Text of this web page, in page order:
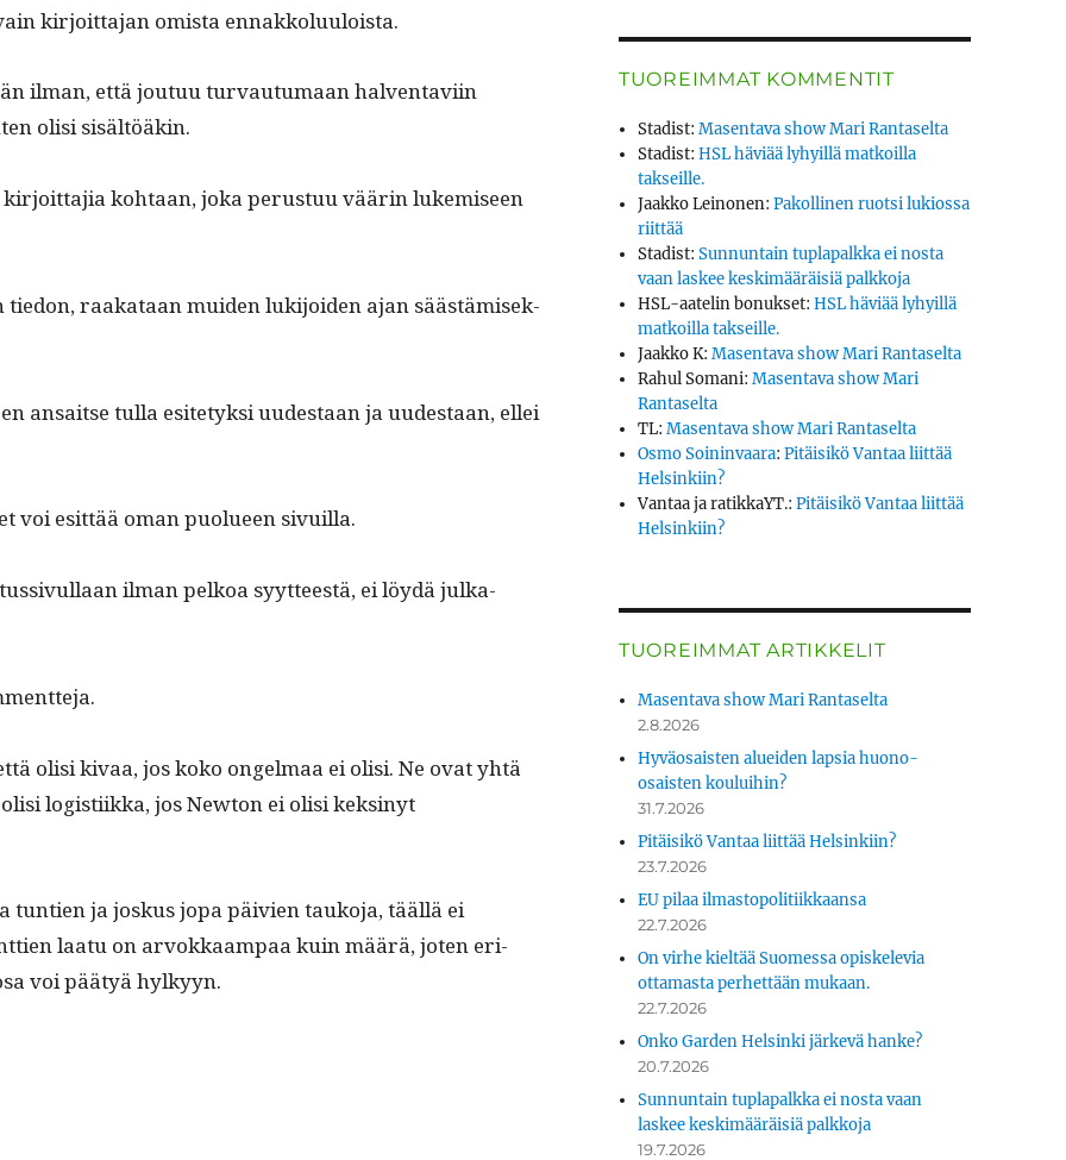
kir­joit­ta­jan omista ennakkoluuloista.
ilman, että joutuu tur­vau­tu­maan hal­ven­tavi­in
olisi sisältöäkin.
kohtaan, joka perus­tuu väärin lukemiseen
raakataan muiden luk­i­joiden ajan säästämisek­
tul­la esite­tyk­si uud­estaan ja uud­estaan, ellei
esit­tää oman puolueen sivuilla.
ilman pelkoa syyt­teestä, ei löy­dä julka­
olisi kivaa, jos koko ongel­maa ei olisi. Ne ovat yhtä
logis­ti­ik­ka, jos New­ton ei olisi keksinyt
ja joskus jopa päivien tauko­ja, tääl­lä ei
laatu on arvokkaam­paa kuin määrä, joten eri­
voi pää­tyä hylkyyn.
TUOREIMMAT KOMMENTIT
Stadist:Masentava show Mari Rantaselta
Stadist:HSL häviää lyhyillä matkoilla
takseille.
Jaakko Leinonen:Pakollinen ruotsi lukiossa
riittää
Stadist:Sunnuntain tuplapalkka ei nosta
vaan laskee keskimääräisiä palkkoja
HSL-aatelin bonukset:HSL häviää lyhyillä
matkoilla takseille.
Jaakko K:Masentava show Mari Rantaselta
Rahul Somani:Masentava show Mari
Rantaselta
TL:Masentava show Mari Rantaselta
Osmo Soininvaara:Pitäisikö Vantaa liittää
Helsinkiin?
Vantaa ja ratikkaYT.:Pitäisikö Vantaa liittää
Helsinkiin?
TUOREIMMAT ARTIKKELIT
Masentava show Mari Rantaselta
2.8.2026
Hyväosaisten alueiden lapsia huono-
osaisten kouluihin?
31.7.2026
Pitäisikö Vantaa liittää Helsinkiin?
23.7.2026
EU pilaa ilmastopolitiikkaansa
22.7.2026
On virhe kieltää Suomessa opiskelevia
ottamasta perhettään mukaan.
22.7.2026
Onko Garden Helsinki järkevä hanke?
20.7.2026
Sunnuntain tuplapalkka ei nosta vaan
laskee keskimääräisiä palkkoja
19.7.2026